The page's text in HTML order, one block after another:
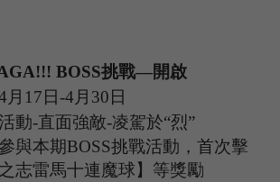
!!!BOSS挑戰—開啟
月 17日-4 月 30日
活動-直面強敵-凌駕於“烈”
與本期BOSS挑戰活動，首次擊
志雷馬十連魔球】等獎勵